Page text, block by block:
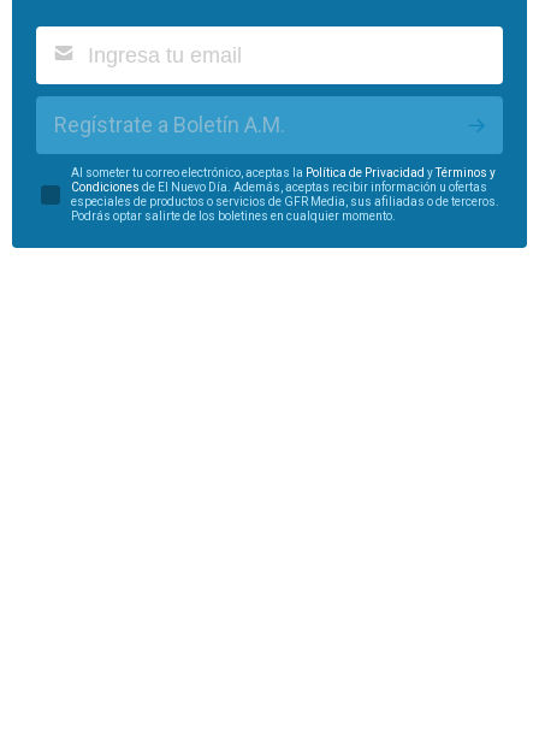
Regístrate a Boletín A.M.
Al someter tu correo electrónico, aceptas la Política de Privacidad y
Términos y
Condiciones de El Nuevo Día. Además, aceptas recibir información u ofertas
especiales de productos o servicios de GFR Media, sus afiliadas o de terceros.
Podrás optar salirte de los boletines en cualquier momento.